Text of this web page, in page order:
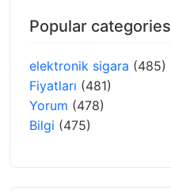
Popular categories
elektronik sigara (485)
Fiyatları (481)
Yorum (478)
Bilgi (475)